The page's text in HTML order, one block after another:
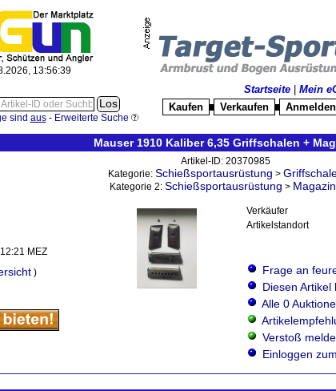
13:56:40
sind aus- Erweiterte Suche
Startseite Mein
Kaufen
Verkaufen Anmelden
Mauser 1910 Kaliber 6,35 Griffschalen +
Artikel-ID: 20370985
Kategorie: Schießsportausrüstung >
Kategorie 2: Schießsportausrüstung >
MEZ
)
Verkäufer
Artikelstandort
Frage an
Diesen Artikel
Alle 0
Verstoß
Einloggen